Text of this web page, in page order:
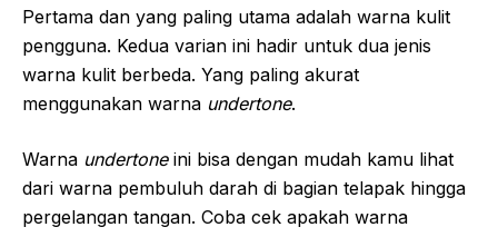
Pertama dan yang paling utama adalah warna kulit
pengguna. Kedua varian ini hadir untuk dua jenis
warna kulit berbeda. Yang paling akurat
menggunakan warna undertone.
Warna undertoneini bisa dengan mudah kamu lihat
dari warna pembuluh darah di bagian telapak hingga
pergelangan tangan. Coba cek apakah warna